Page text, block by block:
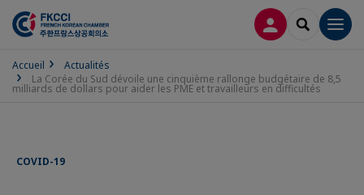
CONNEXION
Accueil
Actualités
La Corée du Sud dévoile une cinquième rallonge budgétaire de 8,5
milliards de dollars pour aider les PME et travailleurs en difficultés
COVID-19